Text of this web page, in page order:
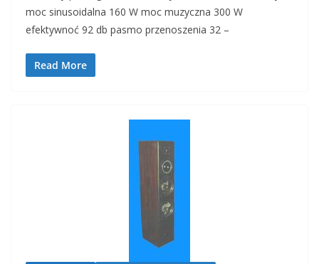
moc sinusoidalna 160 W moc muzyczna 300 W
efektywnoć 92 db pasmo przenoszenia 32 –
Read More